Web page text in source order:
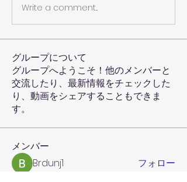
Write a comment...
グループについて
グループへようこそ！他のメンバーと
交流したり、最新情報をチェックした
り、動画をシェアすることもできま
す。
メンバー
Brdunj1
フォロー